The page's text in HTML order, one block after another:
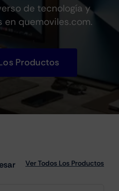
de tecnología y
en quemoviles.com.
Productos
Ver Todos Los Productos